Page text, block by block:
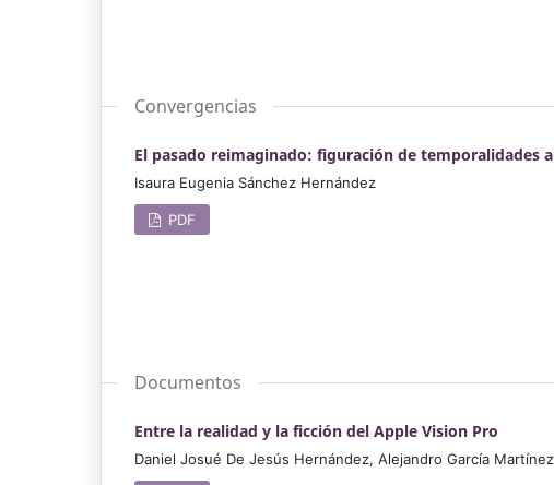
Convergencias
El pasado reimaginado: figuración de temporalidades
Isaura Eugenia Sánchez Hernández
PDF
Documentos
Entre la realidad y la ficción del Apple Vision Pro
Daniel Josué De Jesús Hernández, Alejandro García Martínez